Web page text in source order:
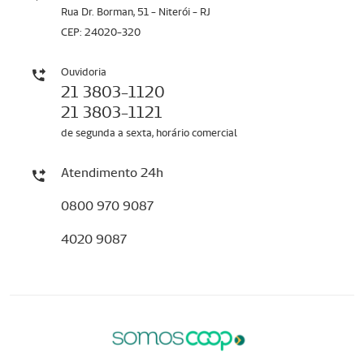
Rua Dr. Borman, 51 - Niterói - RJ
CEP: 24020-320
Ouvidoria
21 3803-1120
21 3803-1121
de segunda a sexta, horário comercial
Atendimento 24h
0800 970 9087
4020 9087